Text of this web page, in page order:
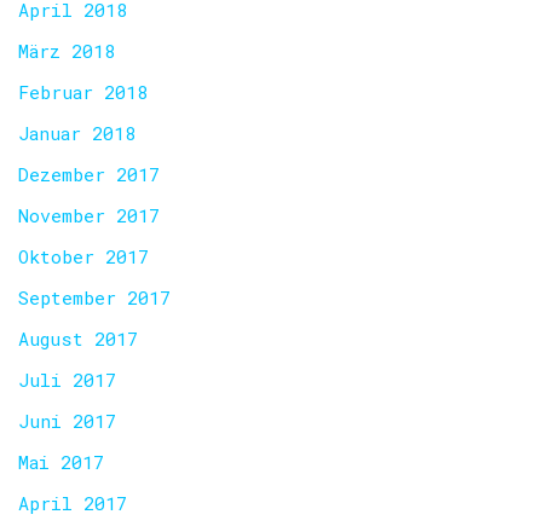
April 2018
März 2018
Februar 2018
Januar 2018
Dezember 2017
November 2017
Oktober 2017
September 2017
August 2017
Juli 2017
Juni 2017
Mai 2017
April 2017